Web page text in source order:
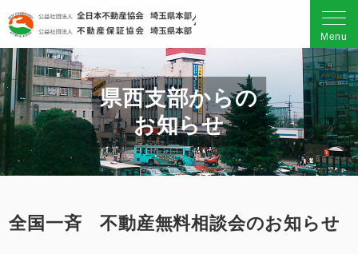
公益社団法人 全日本不動
Menu
県西支部からの
お知らせ
全国一斉 不動産無料相談会のお知らせ